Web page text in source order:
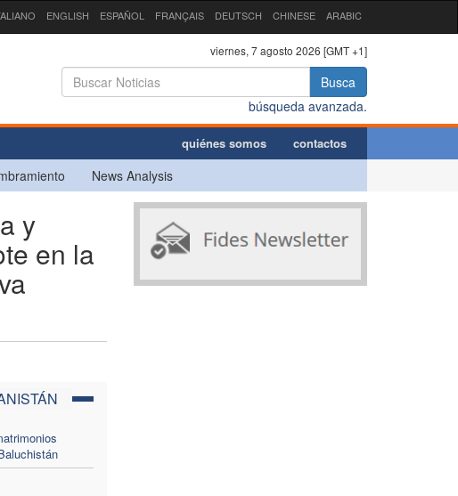
ENGLISH ESPAÑOL FRANÇAIS DEUTSCH CHINESE ARABIC
viernes, 7 agosto 2026 [GMT +1]
Busca
búsqueda avanzada.
quiénes somos contactos
News Analysis
y
en la